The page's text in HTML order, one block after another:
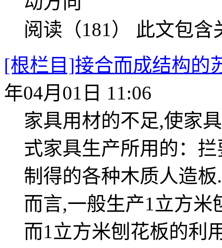
阅读（181） 此文包含
[根栏目]接合而成结构的
年04月01日 11:06
家具用材的不足,使家
式家具生产所用的：
制得的各种木质人造
而言,一般生产1立方
而1立方米刨花板的利